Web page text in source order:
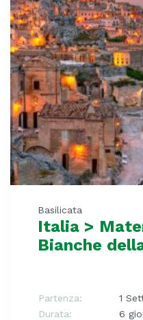
Basilicata
Italia >
Bianche
Partenza:
1
Durata:
6